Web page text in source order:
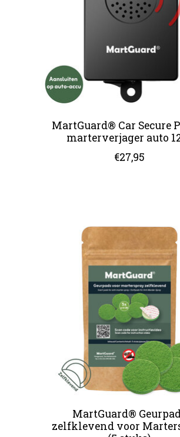
MartGuard® Car Secure
marterverjager auto
€27,95
MartGuard®
zelfklevend voor